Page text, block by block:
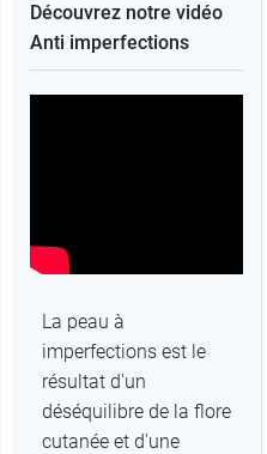
Découvrez notre vidéo
Anti imperfections
La peau à
imperfections est le
résultat d'un
déséquilibre de la flore
cutanée et d'une